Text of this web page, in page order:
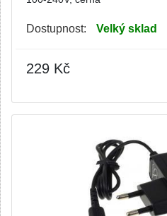
Dostupnost: Velký sklad
229 Kč